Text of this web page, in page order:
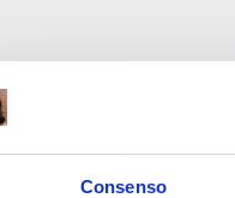
Consenso